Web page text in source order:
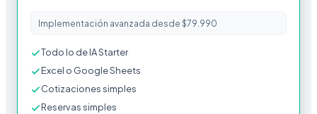
Implementación avanzada desde $79.990
Todo lo de IA Starter
Excel o Google Sheets
Cotizaciones simples
Reservas simples